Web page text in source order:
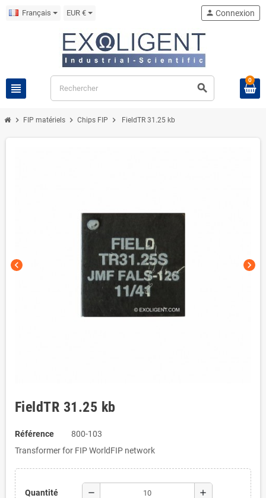
Français EUR €
view_headline search
person Connexion
0
chevron_right FIP matériels chevron_right Chips FIP chevron_right FieldTR 31.25 kb
chevron_left chevron_right
FieldTR 31.25 kb
Référence
800-103
Transformer for FIP WorldFIP network
Quantité remove add